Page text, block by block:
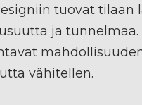
tuovat tilaan
ja tunnelmaa.
vähitellen.